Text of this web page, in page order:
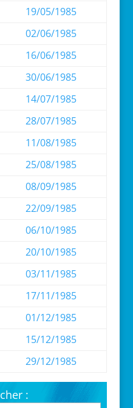
19/05/1985
02/06/1985
16/06/1985
30/06/1985
14/07/1985
28/07/1985
11/08/1985
25/08/1985
08/09/1985
22/09/1985
06/10/1985
20/10/1985
03/11/1985
17/11/1985
01/12/1985
15/12/1985
29/12/1985
: